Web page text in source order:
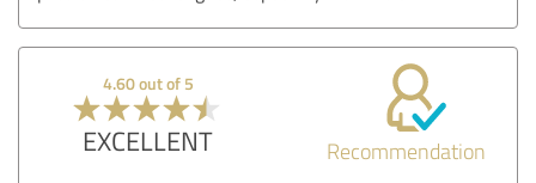
4.60 out of 5
EXCELLENT Recommendation